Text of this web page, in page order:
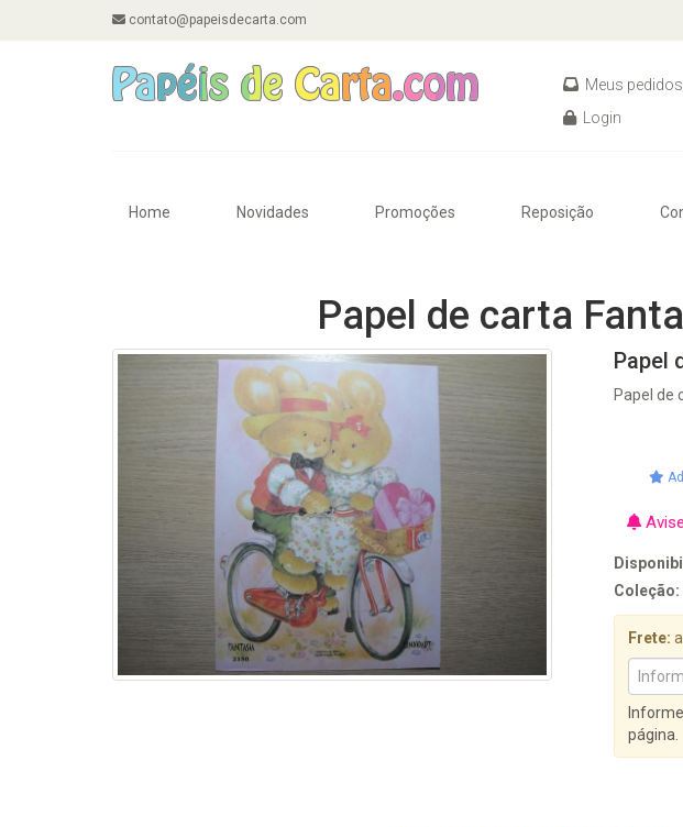
contato@papeisdecarta.com
Meus pedidos
Login
Home Novidades Promoções Reposição
Papel de carta
Papel
Papel de
Coleção:
Frete:
página.